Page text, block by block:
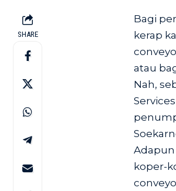
SHARE
Bagi
kerap
atau
Nah,
Adapun
koper-